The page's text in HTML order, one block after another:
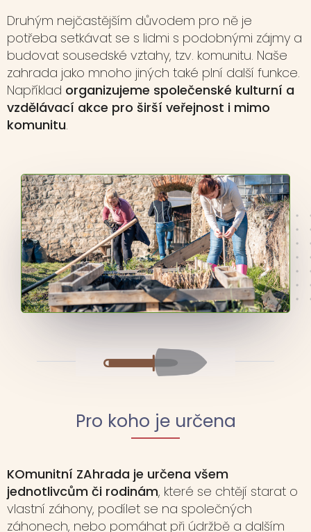
Druhým nejčastějším důvodem pro ně je
potřeba setkávat se s lidmi s podobnými zájmy a
budovat sousedské vztahy, tzv. komunitu. Naše
zahrada jako mnoho jiných také plní další funkce.
Například organizujeme společenské kulturní a
vzdělávací akce pro širší veřejnost i mimo
komunitu.
Pro koho je určena
KOmunitní ZAhrada je určena všem
jednotlivcům či rodinám, které se chtějí starat o
vlastní záhony, podílet se na společných
záhonech, nebo pomáhat při údržbě a dalším